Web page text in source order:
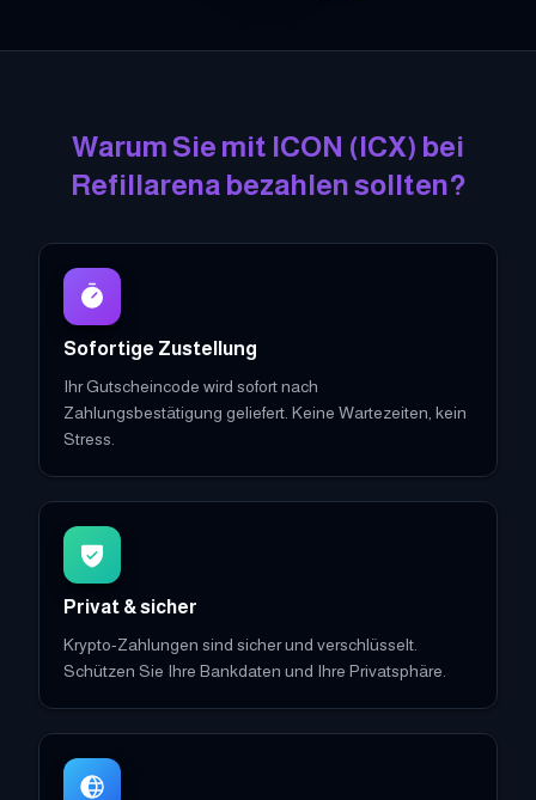
Warum Sie mit ICON (ICX) bei
Refillarena bezahlen sollten?
Sofortige Zustellung
Ihr Gutscheincode wird sofort nach
Zahlungsbestätigung geliefert. Keine Wartezeiten, kein
Stress.
Privat & sicher
Krypto-Zahlungen sind sicher und verschlüsselt.
Schützen Sie Ihre Bankdaten und Ihre Privatsphäre.